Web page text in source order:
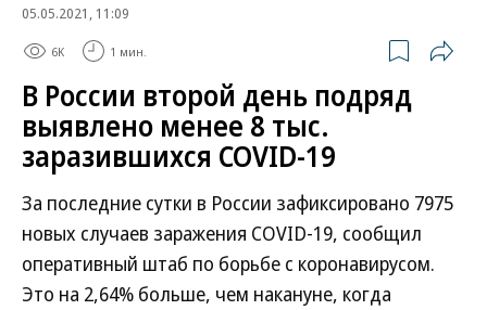
05.05.2021, 11:09
6K 1 мин.
В России второй день подряд
выявлено менее 8 тыс.
заразившихся COVID-19
За последние сутки в России зафиксировано 7975
новых случаев заражения COVID-19, сообщил
оперативный штаб по борьбе с коронавирусом.
Это на 2,64% больше, чем накануне, когда